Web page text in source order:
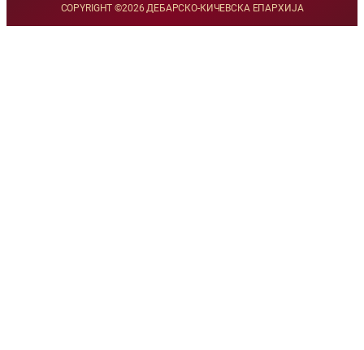
COPYRIGHT ©2026 ДЕБАРСКО-КИЧЕВСКА ЕПАРХИЈА